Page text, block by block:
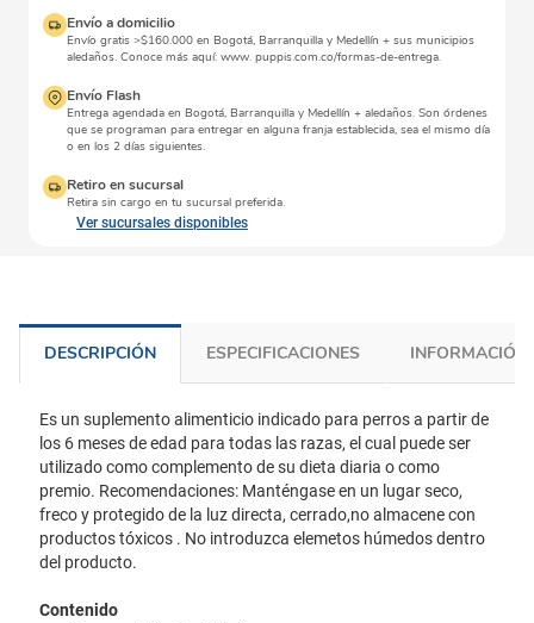
Envío a domicilio
Envío gratis >$160.000 en Bogotá, Barranquilla y Medellín + sus municipios
aledaños. Conoce más aquí: www. puppis.com.co/formas-de-entrega.
Envío Flash
Entrega agendada en Bogotá, Barranquilla y Medellín + aledaños. Son órdenes
que se programan para entregar en alguna franja establecida, sea el mismo día
o en los 2 días siguientes.
Retiro en sucursal
Retira sin cargo en tu sucursal preferida.
Ver sucursales disponibles
DESCRIPCIÓN ESPECIFICACIONES
Es un suplemento alimenticio indicado para perros a partir de
los 6 meses de edad para todas las razas, el cual puede ser
utilizado como complemento de su dieta diaria o como
premio. Recomendaciones: Manténgase en un lugar seco,
freco y protegido de la luz directa, cerrado,no almacene con
productos tóxicos . No introduzca elemetos húmedos dentro
del producto.
Contenido